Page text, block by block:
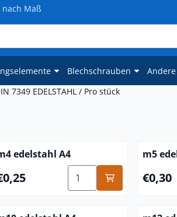
Maß
Blechschrauben
7349 EDELSTAHL / Pro stück
edelstahl A4
edelstahl A4
0,25
Anzahl wählen für m4
m5
Preis:
€0,30